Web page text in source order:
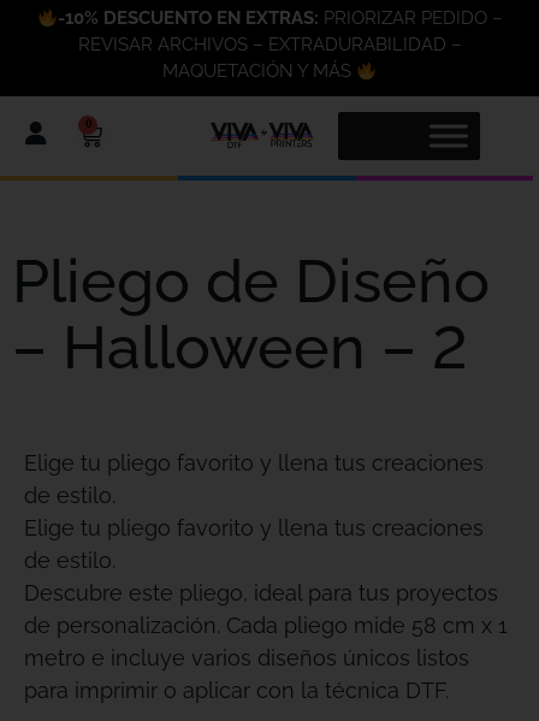
-10% DESCUENTO EN EXTRAS: PRIORIZAR PEDIDO –
REVISAR ARCHIVOS – EXTRADURABILIDAD –
MAQUETACIÓN Y MÁS
0
Pliego de Diseño
– Halloween – 2
Elige tu pliego favorito y llena tus creaciones
de estilo.
Elige tu pliego favorito y llena tus creaciones
de estilo.
Descubre este pliego, ideal para tus proyectos
de personalización. Cada pliego mide 58 cm x 1
metro e incluye varios diseños únicos listos
para imprimir o aplicar con la técnica DTF.